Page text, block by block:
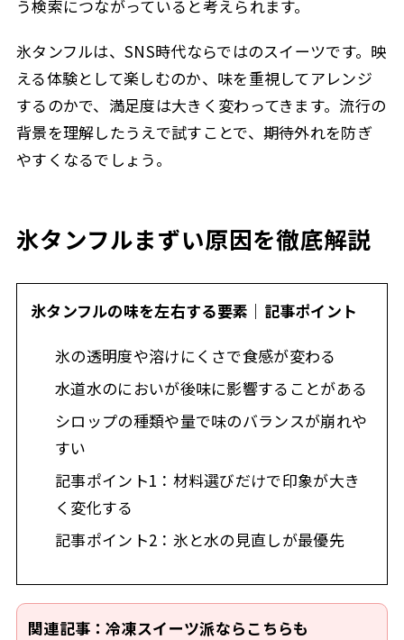
う検索につながっていると考えられます。
氷タンフルは、SNS時代ならではのスイーツです。映
える体験として楽しむのか、味を重視してアレンジ
するのかで、満足度は大きく変わってきます。流行の
背景を理解したうえで試すことで、期待外れを防ぎ
やすくなるでしょう。
氷タンフルまずい原因を徹底解説
氷タンフルの味を左右する要素｜記事ポイント
氷の透明度や溶けにくさで食感が変わる
水道水のにおいが後味に影響することがある
シロップの種類や量で味のバランスが崩れや
すい
記事ポイント1：材料選びだけで印象が大き
く変化する
記事ポイント2：氷と水の見直しが最優先
関連記事：冷凍スイーツ派ならこちらも